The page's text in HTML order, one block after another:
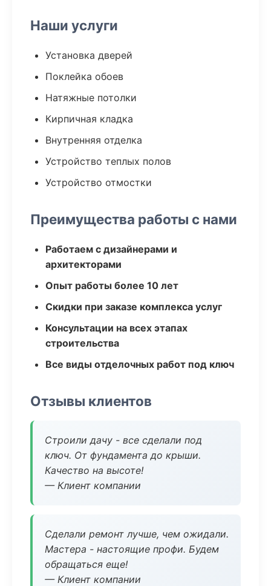
Наши услуги
Установка дверей
Поклейка обоев
Натяжные потолки
Кирпичная кладка
Внутренняя отделка
Устройство теплых полов
Устройство отмостки
Преимущества работы с нами
Работаем с дизайнерами и
архитекторами
Опыт работы более 10 лет
Скидки при заказе комплекса услуг
Консультации на всех этапах
строительства
Все виды отделочных работ под ключ
Отзывы клиентов
Строили дачу - все сделали под
ключ. От фундамента до крыши.
Качество на высоте!
— Клиент компании
Сделали ремонт лучше, чем ожидали.
Мастера - настоящие профи. Будем
обращаться еще!
— Клиент компании